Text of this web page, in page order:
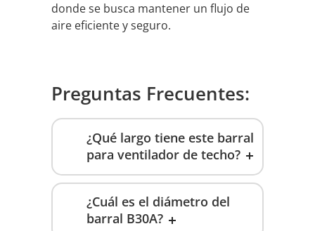
donde se busca mantener un flujo de
aire eficiente y seguro.
Preguntas Frecuentes:
¿Qué largo tiene este barral
para ventilador de techo?
¿Cuál es el diámetro del
barral B30A?